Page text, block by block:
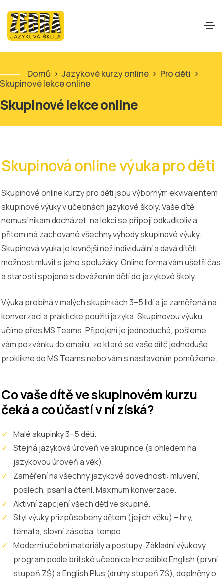
Domů > Jazykové kurzy online > Pro děti >
Skupinové lekce online
Skupinové lekce online
Skupinová online výuka pro děti
Skupinové online kurzy pro děti jsou výborným ekvivalentem
skupinové výuky v učebnách jazykové školy. Vaše dítě
nemusí nikam docházet, na lekci se připojí odkudkoliv a
přitom má zachované všechny výhody skupinové výuky.
Skupinová výuka je levnější než individuální a dává dítěti
možnost mluvit s jeho spolužáky. Online forma vám ušetří čas
a starosti spojené s dovážením dětí do jazykové školy.
Výuka probíhá v malých skupinkách 3–5 lidí a je zaměřená na
konverzaci a praktické použití jazyka. Skupinovou výuku
učíme přes MS Teams. Připojení je jednoduché, pošleme
vám pozvánku do emailu, ze které se vaše dítě jednoduše
proklikne do MS Teams nebo vám s nastavením pomůžeme.
Co vaše dítě ve skupinovém kurzu
čeká a co účastí v ní získá?
Malé skupinky 3–5 dětí.
Stejná jazyková úroveň ve skupince (s ohledem na
jazykovou úroveň a věk).
Zaměření na všechny jazykové dovednosti: mluvení,
poslech, psaní a čtení. Maximum konverzace.
Aktivní zapojení všech dětí ve skupině.
Styl výuky přizpůsobený dětem (jejich věku) – hry,
témata, slovní zásoba, tempo.
Moderní učební materiály a postupy. Základní výukový
program podle britské učebnice Incredible English (první
stupeň ZŠ) a English Plus (druhý stupeň ZŠ), doplněný o